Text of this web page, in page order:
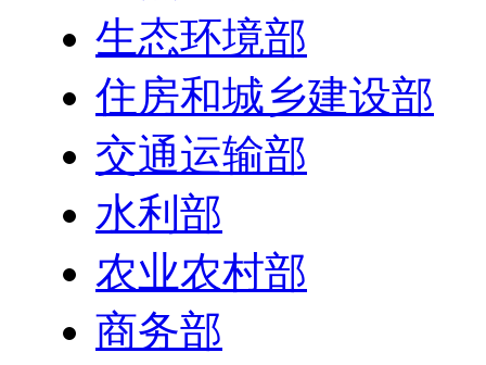
生态环境部
住房和城乡建设部
交通运输部
水利部
农业农村部
商务部